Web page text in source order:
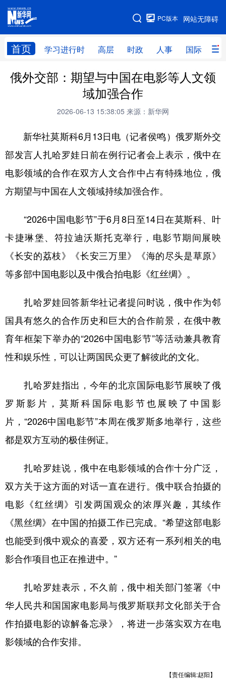
网站无障碍
PC版本
首页 学习进行时 高层 时政 人事 国际 财
网站地图
学习进行时 高层 时政 人事
财经 网评
全球连线
科技 科创 量子 体育
文化 书画 健康 军事
食品 人居 信息化 数字经济
学术中国 乡村振兴 银龄 溯源中国
公益 一带一路 亚太网 上市公司
北京 天津 河北 山西
浙江 安徽
四川 贵州 云南 西藏
陕西 甘肃 青海 宁夏
新疆 内蒙古 黑龙江
English Español Français عربى
Русский язык 日本語 한국어
Deutsch Português
俄外交部：期望与中国在电影等人文领
域加强合作
2026-06-13 15:38:05 来源：新华网
新华社莫斯科6月13日电（记者侯鸣）俄罗斯外交
部发言人扎哈罗娃日前在例行记者会上表示，俄中在
电影领域的合作在双方人文合作中占有特殊地位，俄
方期望与中国在人文领域持续加强合作。
“2026中国电影节”于6月8日至14日在莫斯科、叶
卡捷琳堡、符拉迪沃斯托克举行，电影节期间展映
《长安的荔枝》《长安三万里》《海的尽头是草原》
等多部中国电影以及中俄合拍电影《红丝绸》。
扎哈罗娃回答新华社记者提问时说，俄中作为邻
国具有悠久的合作历史和巨大的合作前景，在俄中教
育年框架下举办的“2026中国电影节”等活动兼具教育
性和娱乐性，可以让两国民众更了解彼此的文化。
扎哈罗娃指出，今年的北京国际电影节展映了俄
罗斯影片，莫斯科国际电影节也展映了中国影
片，“2026中国电影节”本周在俄罗斯多地举行，这些
都是双方互动的极佳例证。
扎哈罗娃说，俄中在电影领域的合作十分广泛，
双方关于这方面的对话一直在进行。俄中联合拍摄的
电影《红丝绸》引发两国观众的浓厚兴趣，其续作
《黑丝绸》在中国的拍摄工作已完成。“希望这部电影
也能受到俄中观众的喜爱，双方还有一系列相关的电
影合作项目也正在推进中。”
扎哈罗娃表示，不久前，俄中相关部门签署《中
华人民共和国国家电影局与俄罗斯联邦文化部关于合
作拍摄电影的谅解备忘录》，将进一步落实双方在电
影领域的合作安排。
【责任编辑:赵阳】